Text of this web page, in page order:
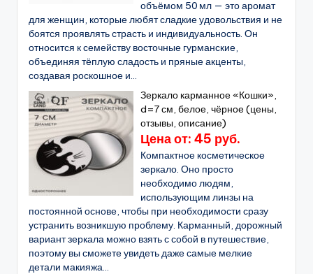
объёмом 50 мл — это аромат
для женщин, которые любят сладкие удовольствия и не
боятся проявлять страсть и индивидуальность. Он
относится к семейству восточные гурманские,
объединяя тёплую сладость и пряные акценты,
создавая роскошное и...
Зеркало карманное «Кошки»,
d=7 см, белое, чёрное (цены,
отзывы, описание)
Цена от: 45 руб.
Компактное косметическое
зеркало. Оно просто
необходимо людям,
использующим линзы на
постоянной основе, чтобы при необходимости сразу
устранить возникшую проблему. Карманный, дорожный
вариант зеркала можно взять с собой в путешествие,
поэтому вы сможете увидеть даже самые мелкие
детали макияжа...